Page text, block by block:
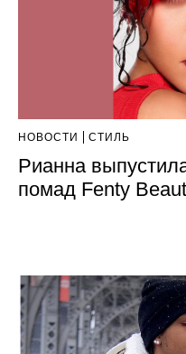
НОВОСТИ СТИЛЬ
Рианна
помад Fenty